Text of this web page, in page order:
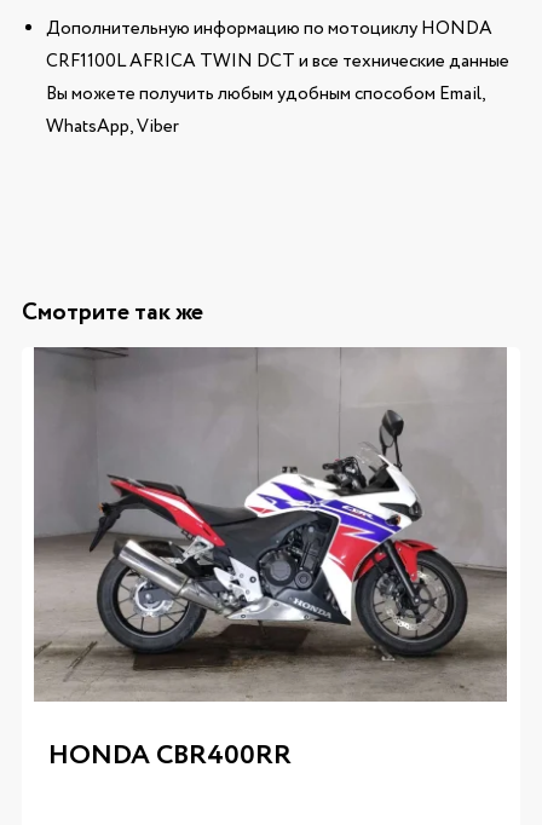
Дополнительную информацию по мотоциклу HONDA
CRF1100L AFRICA TWIN DCT и все технические данные
Вы можете получить любым удобным способом Email,
WhatsApp, Viber
Смотрите так же
HONDA CBR400RR